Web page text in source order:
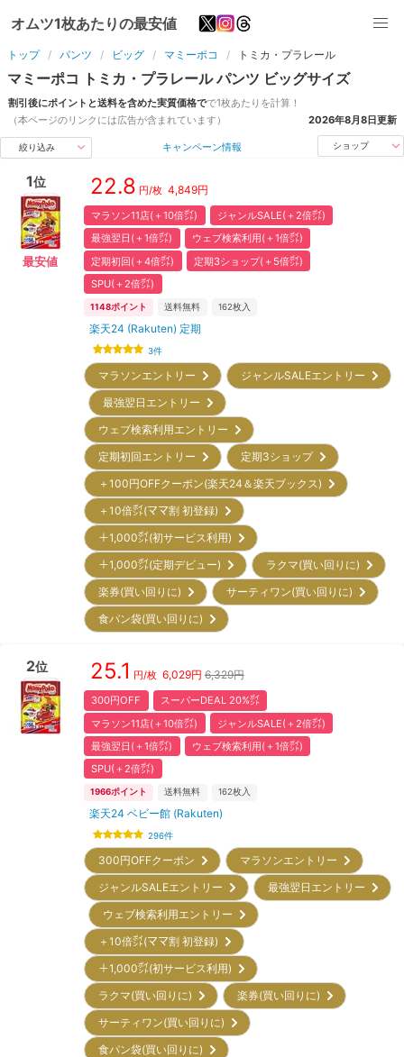
オムツ1枚あたりの最安値
トップ パンツ ビッグ マミーポコ トミカ・プラレール
マミーポコ トミカ・プラレール パンツ ビッグサイズ
割引後にポイントと送料を含めた実質価格でで1枚あたりを計算！
（本ページのリンクには広告が含まれています）
2026年8月8日更新
絞り込み キャンペーン情報 ショップ
1位
最安値
22.8 円/枚 4,849円
マラソン11店(＋10倍㌽)
ジャンルSALE(＋2倍㌽)
最強翌日(＋1倍㌽)
ウェブ検索利用(＋1倍㌽)
定期初回(＋4倍㌽)
定期3ショップ(＋5倍㌽)
SPU(＋2倍㌽)
1148ポイント 送料無料 162枚入
楽天24 (Rakuten) 定期
3件
マラソンエントリー
ジャンルSALEエントリー
最強翌日エントリー
ウェブ検索利用エントリー
定期初回エントリー
定期3ショップ
＋100円OFFクーポン(楽天24＆楽天ブックス)
＋10倍㌽(ママ割 初登録)
＋1,000㌽(初サービス利用)
＋1,000㌽(定期デビュー)
ラクマ(買い回りに)
楽券(買い回りに)
サーティワン(買い回りに)
食パン袋(買い回りに)
2位 25.1 円/枚 6,029円 6,329円
300円OFF
スーパーDEAL 20%㌽
マラソン11店(＋10倍㌽)
ジャンルSALE(＋2倍㌽)
最強翌日(＋1倍㌽)
ウェブ検索利用(＋1倍㌽)
SPU(＋2倍㌽)
1966ポイント 送料無料 162枚入
楽天24 ベビー館 (Rakuten)
296件
300円OFFクーポン
マラソンエントリー
ジャンルSALEエントリー
最強翌日エントリー
ウェブ検索利用エントリー
＋10倍㌽(ママ割 初登録)
＋1,000㌽(初サービス利用)
ラクマ(買い回りに)
楽券(買い回りに)
サーティワン(買い回りに)
食パン袋(買い回りに)